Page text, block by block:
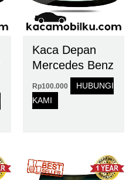
Kaca Depan
Mercedes Benz
Rp100.000
HUBUNGI
KAMI